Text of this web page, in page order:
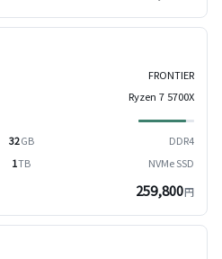
FRONTIER
Ryzen 7 5700X
32GB
DDR4
1TB NVMe SSD
259,800円